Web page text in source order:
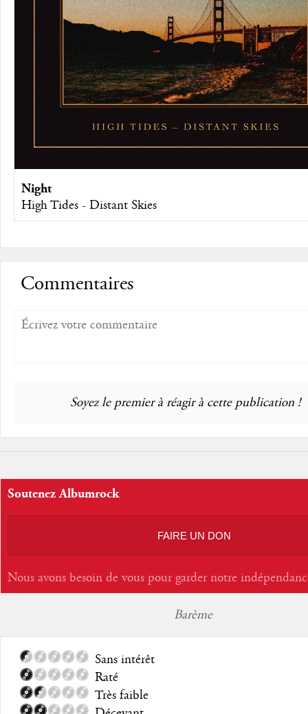
Night
High Tides - Distant Skies
Commentaires
Soyez le premier à réagir à cette publication !
Soutenez Albumrock
FAIRE UN DON
Nous avons besoin de vous pour garder notre
Barème
Sans intérêt
Raté
Très faible